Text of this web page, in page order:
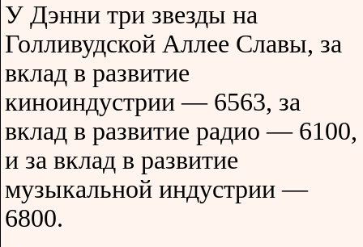
У Дэнни три звезды на
Голливудской Аллее Славы, за
вклад в развитие
киноиндустрии — 6563, за
вклад в развитие радио — 6100,
и за вклад в развитие
музыкальной индустрии —
6800.